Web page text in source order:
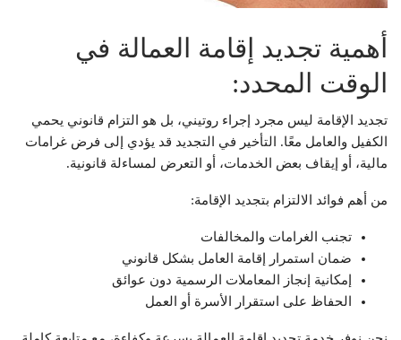
أهمية تجديد إقامة العمالة في
الوقت المحدد:
تجديد الإقامة ليس مجرد إجراء روتيني، بل هو التزام قانوني يحمي
الكفيل والعامل معًا. التأخير في التجديد قد يؤدي إلى فرض غرامات
مالية، أو إيقاف بعض الخدمات، أو التعرض لمساءلة قانونية.
من أهم فوائد الالتزام بتجديد الإقامة:
تجنب الغرامات والمخالفات
ضمان استمرار إقامة العامل بشكل قانوني
إمكانية إنجاز المعاملات الرسمية دون عوائق
الحفاظ على استقرار الأسرة أو العمل